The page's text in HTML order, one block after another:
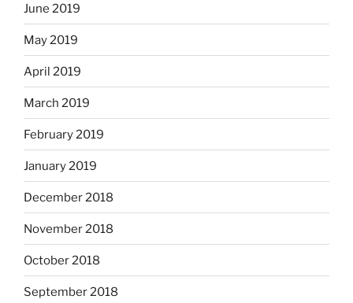
June 2019
May 2019
April 2019
March 2019
February 2019
January 2019
December 2018
November 2018
October 2018
September 2018